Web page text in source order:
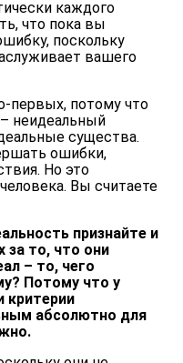
каждого
что пока вы
поскольку
вашего
первых, потому что
неидеальный
существа.
ошибки,
Но это
Вы считаете
признайте и
за то, что они
– то, чего
Потому что у
критерии
абсолютно для